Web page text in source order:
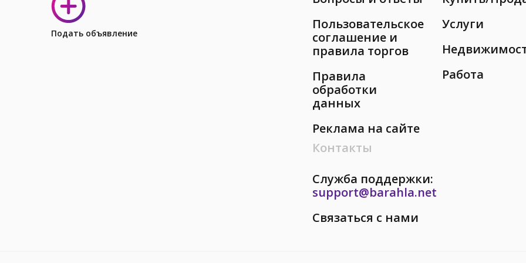
Подать объявление
Пользовательское
соглашение и
правила торгов
Правила
обработки
данных
Реклама на сайте
Услуги
Работа
Контакты
Служба поддержки:
support@barahla.net
Связаться с нами